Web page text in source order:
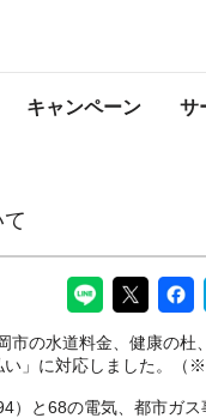
キャンペーン サ
のお知ら
市の水道料金、健康の杜
」に対応しました。（
）と68の電気、都市ガス